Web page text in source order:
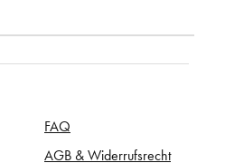
FAQ
AGB & Widerrufsrecht